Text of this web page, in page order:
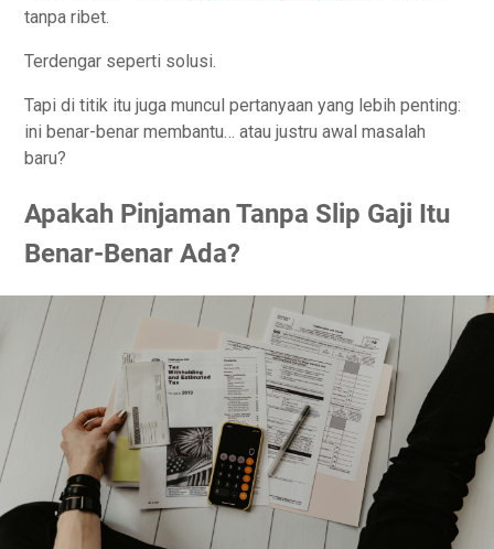
tanpa ribet.
Terdengar seperti solusi.
Tapi di titik itu juga muncul pertanyaan yang lebih penting:
ini benar-benar membantu… atau justru awal masalah
baru?
Apakah Pinjaman Tanpa Slip Gaji Itu
Benar-Benar Ada?